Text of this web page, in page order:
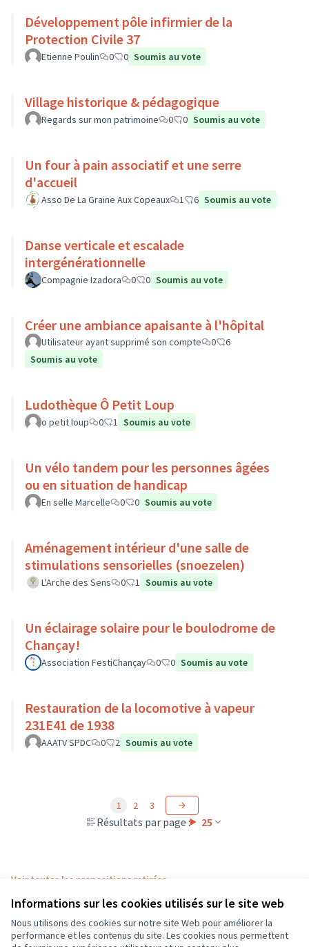
Informations sur les cookies utilisés sur le site web
Nous utilisons des cookies sur notre site Web pour améliorer la
performance et les contenus du site. Les cookies nous permettent
Développement pôle infirmier de la
Protection Civile 37
Etienne Poulin 0 0 Soumis au vote
Village historique & pédagogique
Regards sur mon patrimoine 0 0 Soumis au vote
Un four à pain associatif et une serre
d'accueil
Asso De La Graine Aux Copeaux 1 6 Soumis au vote
Danse verticale et escalade
intergénérationnelle
Compagnie Izadora 0 0 Soumis au vote
Créer une ambiance apaisante à l'hôpital
Utilisateur ayant supprimé son compte 0
6
Soumis au vote
Ludothèque Ô Petit Loup
o petit loup 0 1 Soumis au vote
Un vélo tandem pour les personnes âgées
ou en situation de handicap
En selle Marcelle 0 0 Soumis au vote
Aménagement intérieur d'une salle de
stimulations sensorielles (snoezelen)
L'Arche des Sens 0 1 Soumis au vote
Un éclairage solaire pour le boulodrome de
Chançay!
Association FestiChançay 0 0 Soumis au vote
Restauration de la locomotive à vapeur
231E41 de 1938
AAATV SPDC 0 2 Soumis au vote
Résultats par page : 25
1 2 3
Voir toutes les propositions retirées
Conditions d'utilisation
Paramètres des cookies